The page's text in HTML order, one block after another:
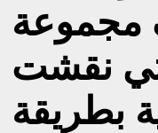
مجموعة
نقشت
بطريقة